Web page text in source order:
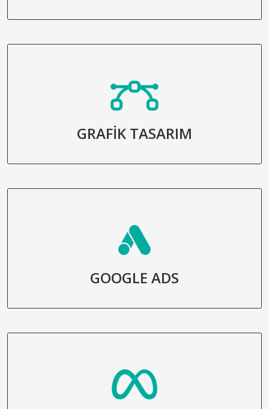
GRAFİK TASARIM
GOOGLE ADS